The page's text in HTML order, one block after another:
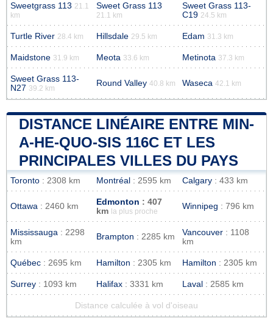
Sweetgrass 113 21.1
km
Sweet Grass 113
21.1 km
Sweet Grass 113-
C19 24.5 km
Turtle River 28.4 km Hillsdale 29.5 km Edam 31.3 km
Maidstone 31.9 km Meota 33.6 km Metinota 37.3 km
Sweet Grass 113-
N27 39.2 km
Round Valley 40.8 km Waseca 42.1 km
DISTANCE LINÉAIRE ENTRE MIN-
A-HE-QUO-SIS 116C ET LES
PRINCIPALES VILLES DU PAYS
Toronto : 2308 km Montréal : 2595 km Calgary : 433 km
Ottawa : 2460 km Edmonton : 407
km
la plus proche
Winnipeg : 796 km
Mississauga : 2298
km
Brampton : 2285 km Vancouver : 1108
km
Québec : 2695 km Hamilton : 2305 km Hamilton : 2305 km
Surrey : 1093 km Halifax : 3331 km Laval : 2585 km
Distance calculée à vol d'oiseau